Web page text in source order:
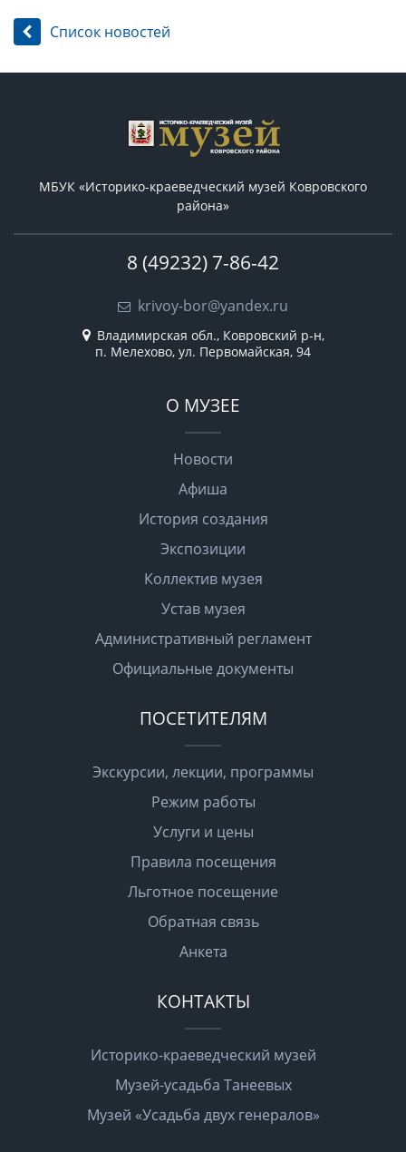
Список новостей
МБУК «Историко-краеведческий музей Ковровского
района»
8 (49232) 7-86-42
krivoy-bor@yandex.ru
Владимирская обл., Ковровский р-н,
п. Мелехово, ул. Первомайская, 94
О МУЗЕЕ
Новости
Афиша
История создания
Экспозиции
Коллектив музея
Устав музея
Административный регламент
Официальные документы
ПОСЕТИТЕЛЯМ
Экскурсии, лекции, программы
Режим работы
Услуги и цены
Правила посещения
Льготное посещение
Обратная связь
Анкета
КОНТАКТЫ
Историко-краеведческий музей
Музей-усадьба Танеевых
Музей «Усадьба двух генералов»